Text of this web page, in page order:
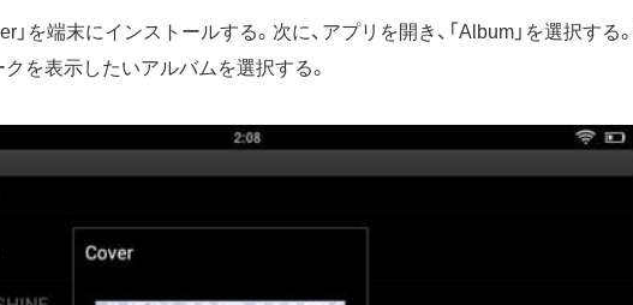
」を端末にインストールする。次に、アプリを開き、「Album」を選択する
を表示したいアルバムを選択する。